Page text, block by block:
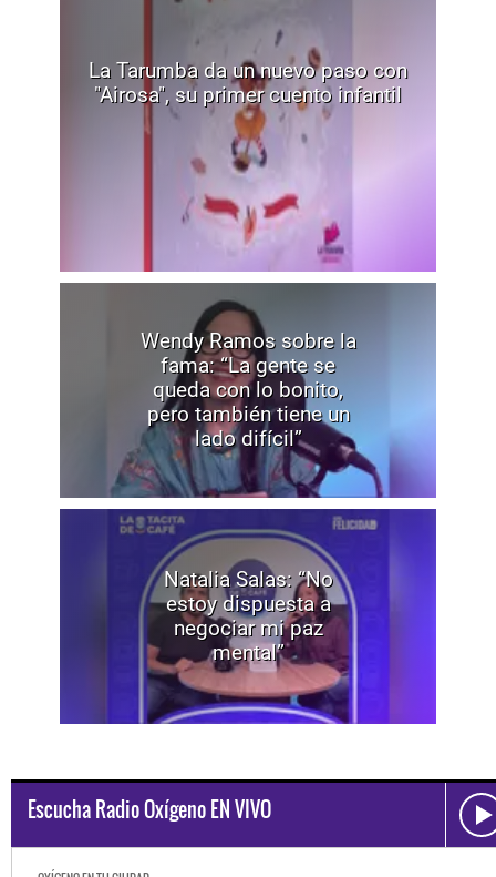
La Tarumba da un nuevo paso con
"Airosa", su primer cuento infantil
Wendy Ramos sobre la
fama: “La gente se
queda con lo bonito,
pero también tiene un
lado difícil”
Natalia Salas: “No
estoy dispuesta a
negociar mi paz
mental”
Escucha Radio Oxígeno EN VIVO